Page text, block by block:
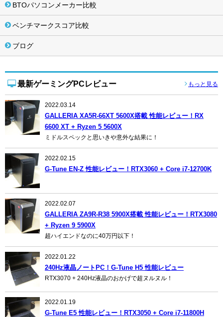
BTOパソコンメーカー比較
ベンチマークスコア比較
ブログ
最新ゲーミングPCレビュー もっと見る
2022.03.14
GALLERIA XA5R-66XT 5600X搭載 性能レビュー！RX
6600 XT + Ryzen 5 5600X
ミドルスペックと思いきや意外な結果に！
2022.02.15
G-Tune EN-Z 性能レビュー！RTX3060 + Core i7-12700K
2022.02.07
GALLERIA ZA9R-R38 5900X搭載 性能レビュー！RTX3080
+ Ryzen 9 5900X
超ハイエンドなのに40万円以下！
2022.01.22
240Hz液晶ノートPC！G-Tune H5 性能レビュー
RTX3070 + 240Hz液晶のおかげで超ヌルヌル！
2022.01.19
G-Tune E5 性能レビュー！RTX3050 + Core i7-11800H